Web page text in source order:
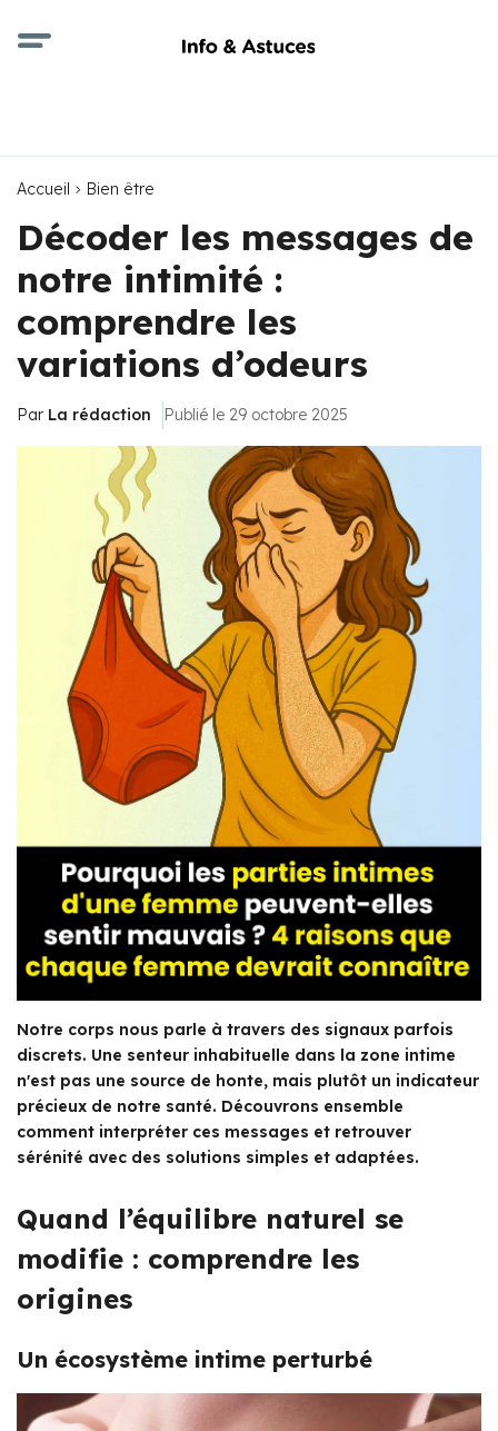
Accueil Bien être
Décoder les messages de
notre intimité :
comprendre les
variations d’odeurs
Par La rédaction Publié le 29 octobre 2025
Notre corps nous parle à travers des signaux parfois
discrets. Une senteur inhabituelle dans la zone intime
n'est pas une source de honte, mais plutôt un indicateur
précieux de notre santé. Découvrons ensemble
comment interpréter ces messages et retrouver
sérénité avec des solutions simples et adaptées.
Quand l’équilibre naturel se
modifie : comprendre les
origines
Un écosystème intime perturbé